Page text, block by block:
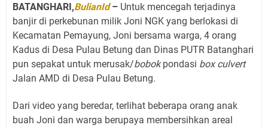
BATANGHARI,BulianId– Untuk mencegah terjadinya
banjir di perkebunan milik Joni NGK yang berlokasi di
Kecamatan Pemayung, Joni bersama warga, 4 orang
Kadus di Desa Pulau Betung dan Dinas PUTR Batanghari
pun sepakat untuk merusak/bobokpondasi box culvert
Jalan AMD di Desa Pulau Betung.
Dari video yang beredar, terlihat beberapa orang anak
buah Joni dan warga berupaya membersihkan areal